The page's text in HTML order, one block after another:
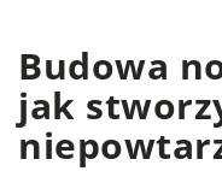
Budowa
jak